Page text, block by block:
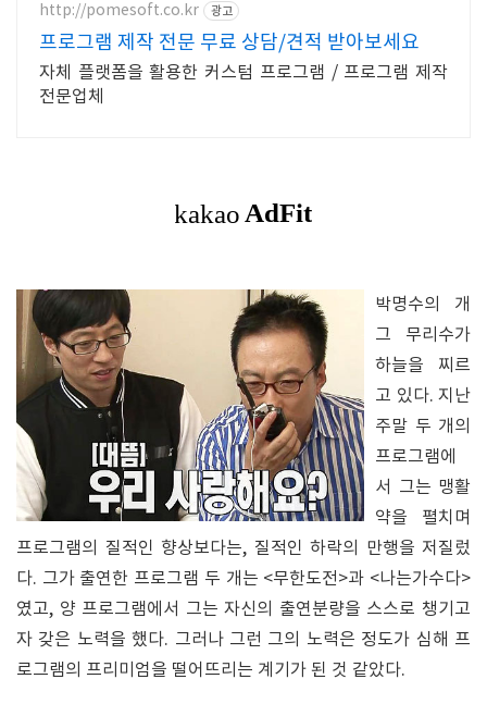
http://pomesoft.co.kr 광고
프로그램 제작 전문 무료 상담/견적 받아보세요
자체 플랫폼을 활용한 커스텀 프로그램 / 프로그램 제작
전문업체
박명수의 개
그 무리수가
하늘을 찌르
고 있다. 지난
주말 두 개의
프로그램에
서 그는 맹활
약을 펼치며
프로그램의 질적인 향상보다는, 질적인 하락의 만행을 저질렀
다. 그가 출연한 프로그램 두 개는 <무한도전>과 <나는가수다>
였고, 양 프로그램에서 그는 자신의 출연분량을 스스로 챙기고
자 갖은 노력을 했다. 그러나 그런 그의 노력은 정도가 심해 프
로그램의 프리미엄을 떨어뜨리는 계기가 된 것 같았다.